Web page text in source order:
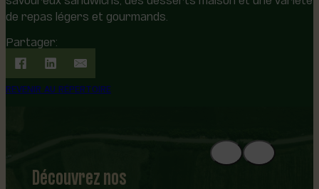
de repas légers et gourmands.
Partager:
REVENIR AU RÉPERTOIRE
Découvrez nos